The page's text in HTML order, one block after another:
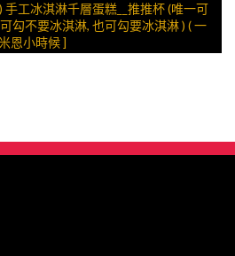
工冰淇淋千層蛋糕__推推杯 (唯一可
勾不要冰淇淋, 也可勾要冰淇淋 ) ( 一
恩小時候 ]